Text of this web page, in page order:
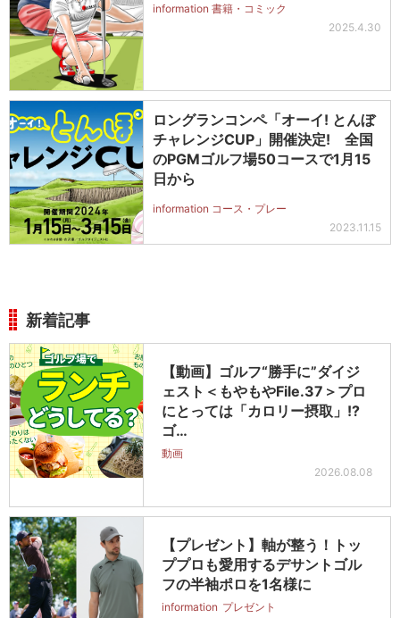
information 書籍・コミック
2025.4.30
ロングランコンペ「オーイ! とんぼ
チャレンジCUP」開催決定! 全国
のPGMゴルフ場50コースで1月15
日から
information コース・プレー
2023.11.15
新着記事
【動画】ゴルフ“勝手に”ダイジ
ェスト＜もやもやFile.37＞プロ
にとっては「カロリー摂取」!?
ゴ…
動画
2026.08.08
【プレゼント】軸が整う！トッ
ププロも愛用するデサントゴル
フの半袖ポロを1名様に
information プレゼント